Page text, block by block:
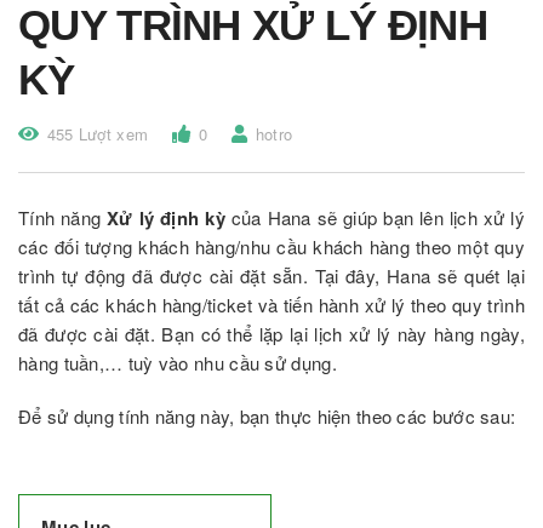
QUY TRÌNH XỬ LÝ ĐỊNH
KỲ
455 Lượt xem 0 hotro
Tính năngXử lý định kỳcủa Hana sẽ giúp bạn lên lịch xử lý
các đối tượng khách hàng/nhu cầu khách hàng theo một quy
trình tự động đã được cài đặt sẵn. Tại đây, Hana sẽ quét lại
tất cả các khách hàng/ticket và tiến hành xử lý theo quy trình
đã được cài đặt. Bạn có thể lặp lại lịch xử lý này hàng ngày,
hàng tuần,… tuỳ vào nhu cầu sử dụng.
Để sử dụng tính năng này, bạn thực hiện theo các bước sau: